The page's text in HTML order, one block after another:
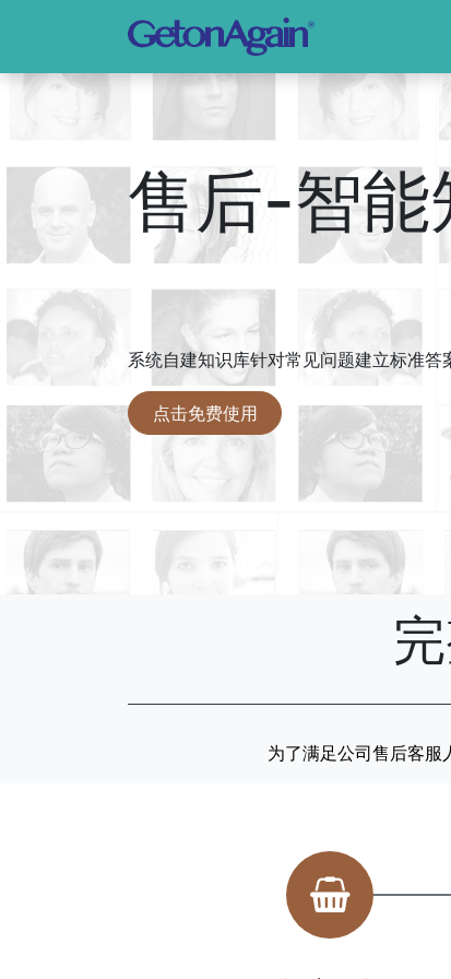
售后-智能
系统自建知识库针对常见问题建立标准
点击免费使用​
为了满足公司售后客服
联系电话